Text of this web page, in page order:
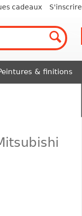
cadeaux S'inscrire
& finitions